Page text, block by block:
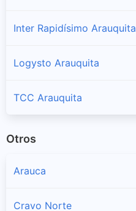
Inter Rapidísimo Arauquita
Logysto Arauquita
TCC Arauquita
Otros
Arauca
Cravo Norte